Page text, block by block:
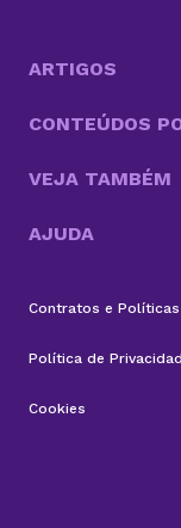
aproximar do...
ARTIGOS
CONTEÚDOS
VEJA TAMBÉM
AJUDA
Contratos e Políticas
Política de
Cookies